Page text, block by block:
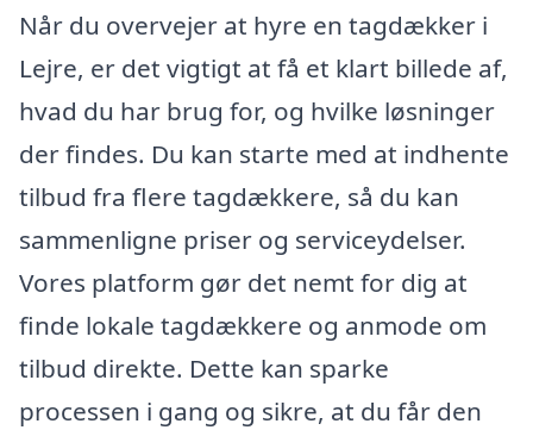
Når du overvejer at hyre en tagdækker i
Lejre, er det vigtigt at få et klart billede af,
hvad du har brug for, og hvilke løsninger
der findes. Du kan starte med at indhente
tilbud fra flere tagdækkere, så du kan
sammenligne priser og serviceydelser.
Vores platform gør det nemt for dig at
finde lokale tagdækkere og anmode om
tilbud direkte. Dette kan sparke
processen i gang og sikre, at du får den